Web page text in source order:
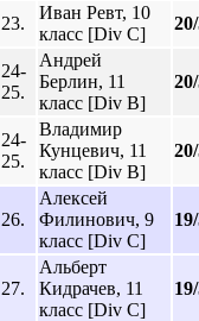
23.
Иван Ревт, 10
класс [Div C]
24-
25.
Андрей
Берлин, 11
класс [Div B]
24-
25.
Владимир
Кунцевич, 11
класс [Div B]
26.
Алексей
Филинович, 9
класс [Div C]
27.
Альберт
Кидрачев, 11
класс [Div C]